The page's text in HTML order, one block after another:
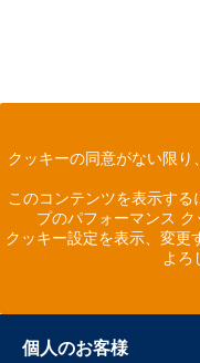
クッキーの同意がない限り
このコンテンツを表示す
プのパフォーマンス ク
クッキー設定を表示、変更
よろ
個人のお客様